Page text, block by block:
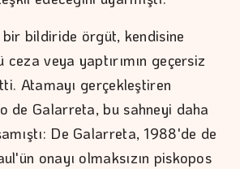
bildiride örgüt, kendisine
veya yaptırımın geçersiz
Atamayı gerçekleştiren
de Galarreta, bu sahneyi daha
De Galarreta, 1988'de de
onayı olmaksızın piskopos